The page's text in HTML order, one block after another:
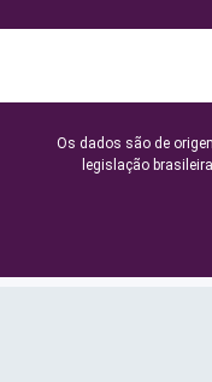
Os dados são de
legislação